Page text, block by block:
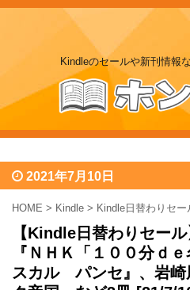
Kindleのセールや新刊情報
2021年7月10日
HOME > Kindle > Kindle日替わりセー
【Kindle日替わりセー
『ＮＨＫ「１００分ｄ
スカル パンセ』、岩崎